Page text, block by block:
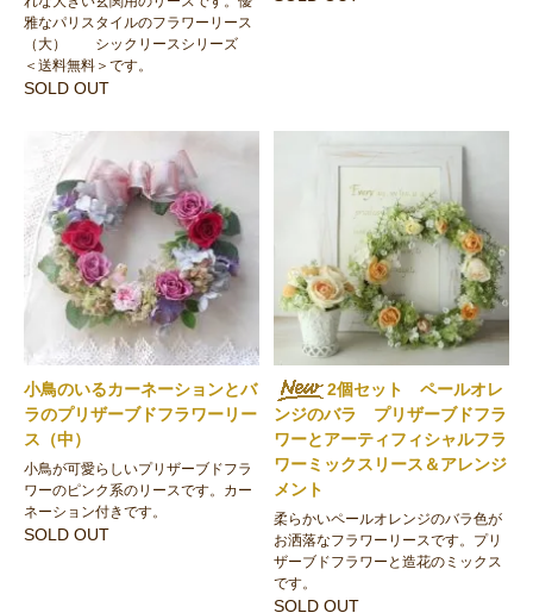
雅なパリスタイルのフラワーリース
（大） シックリースシリーズ
＜送料無料＞です。
SOLD OUT
小鳥のいるカーネーションとバ
ラのプリザーブドフラワーリー
ス（中）
小鳥が可愛らしいプリザーブドフラ
ワーのピンク系のリースです。カー
ネーション付きです。
SOLD OUT
2個セット ペールオレ
ンジのバラ プリザーブドフラ
ワーとアーティフィシャルフラ
ワーミックスリース＆アレンジ
メント
柔らかいペールオレンジのバラ色が
お洒落なフラワーリースです。プリ
ザーブドフラワーと造花のミックス
です。
SOLD OUT